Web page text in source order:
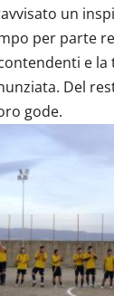
un
per parte
e la
Del
gode.